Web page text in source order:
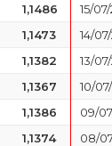
1,1486 15/
1,1473 14/
1,1382 13/
1,1367 10/
1,1386 09/
1,1374 08/